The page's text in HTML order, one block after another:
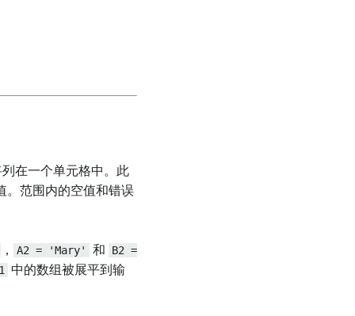
在一个单元格中。此
。范围内的空值和错误
， A2 = 'Mary' 和
B2 =
中的数组被展平到输